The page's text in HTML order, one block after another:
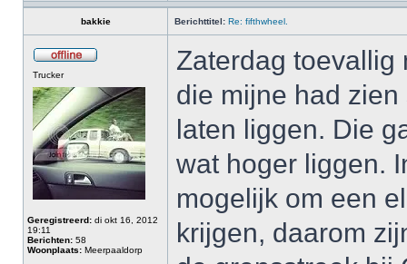
bakkie Berichttitel: Re: fifthwheel.
Trucker
Geregistreerd: di okt 16, 2012
19:11
Berichten: 58
Woonplaats: Meerpaaldorp
Zaterdag toevallig
die mijne had
laten liggen. Die
wat hoger liggen.
mogelijk om een
krijgen, daarom